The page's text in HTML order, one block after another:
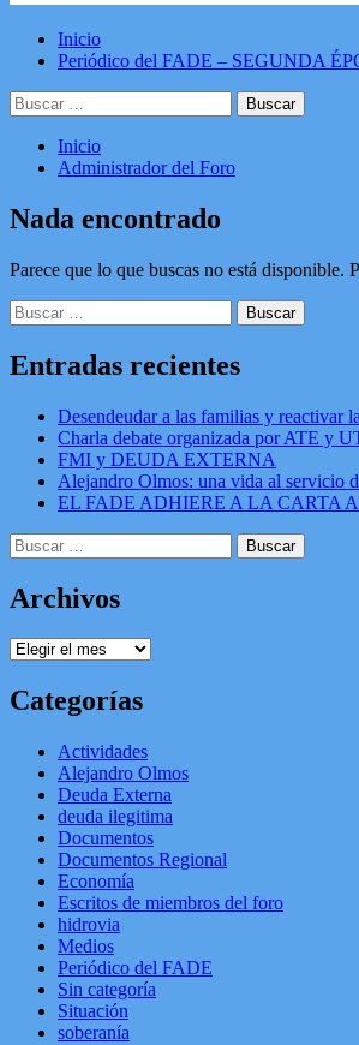
Inicio
Periódico del FADE – SEGUNDA
Buscar:
Inicio
Administrador del Foro
Nada encontrado
Parece que lo que buscas no está disponible.
Buscar:
Entradas recientes
Desendeudar a las familias y reactivar
Charla debate organizada por ATE y
FMI y DEUDA EXTERNA
Alejandro Olmos: una vida al servicio
EL FADE ADHIERE A LA CARTA
Buscar:
Archivos
Archivos
Categorías
Actividades
Alejandro Olmos
Deuda Externa
deuda ilegitima
Documentos
Documentos Regional
Economía
Escritos de miembros del foro
hidrovia
Medios
Periódico del FADE
Sin categoría
Situación
soberanía